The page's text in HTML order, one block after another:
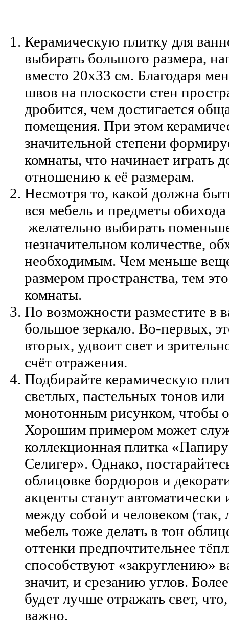
Керамическую плитку для
выбирать большого размера,
вместо 20х33 см. Благодаря
швов на плоскости стен
дробится, чем достигается
помещения. При этом
значительной степени
комнаты, что начинает
отношению к её размерам.
Несмотря то, какой должна
вся мебель и предметы
желательно выбирать
незначительном количестве,
необходимым. Чем меньше
размером пространства, тем
комнаты.
По возможности разместите в
большое зеркало. Во-первых,
вторых, удвоит свет и
счёт отражения.
Подбирайте керамическую
светлых, пастельных тонов
монотонным рисунком, чтобы
Хорошим примером может
коллекционная плитка
Селигер». Однако,
облицовке бордюров и
акценты станут автоматически
между собой и человеком
мебель тоже делать в тон
оттенки предпочтительнее
способствуют «закруглению»
значит, и срезанию углов.
будет лучше отражать свет,
важно.